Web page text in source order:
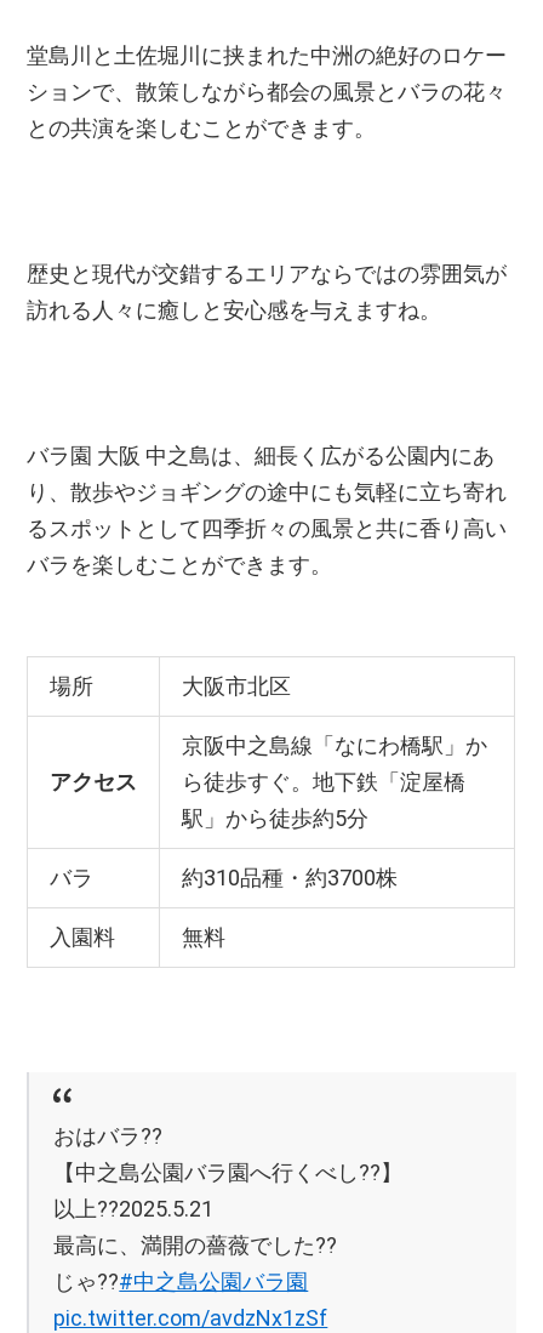
堂島川と土佐堀川に挟まれた中洲の絶好のロケー
ションで、散策しながら都会の風景とバラの花々
との共演を楽しむことができます。
歴史と現代が交錯するエリアならではの雰囲気が
訪れる人々に癒しと安心感を与えますね。
バラ園 大阪 中之島は、細長く広がる公園内にあ
り、散歩やジョギングの途中にも気軽に立ち寄れ
るスポットとして四季折々の風景と共に香り高い
バラを楽しむことができます。
場所 大阪市北区
アクセス
京阪中之島線「なにわ橋駅」か
ら徒歩すぐ。地下鉄「淀屋橋
駅」から徒歩約5分
バラ 約310品種・約3700株
入園料 無料
おはバラ??
【中之島公園バラ園へ行くべし??】
以上??2025.5.21
最高に、満開の薔薇でした??
じゃ??#中之島公園バラ園
pic.twitter.com/avdzNx1zSf